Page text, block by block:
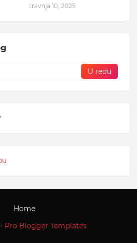
travnja 10, 2025
Pro Blogger Templates
Home